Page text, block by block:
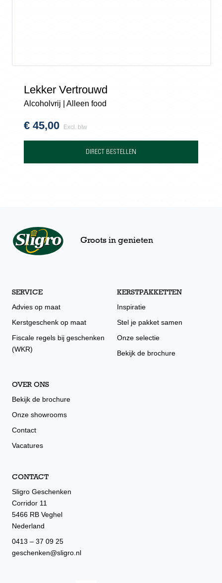
Lekker Vertrouwd
Alcoholvrij | Alleen food
€ 45,00 Excl. btw
DIRECT BESTELLEN
Groots in genieten
SERVICE
Advies op maat
Kerstgeschenk op maat
Fiscale regels bij geschenken
(WKR)
KERSTPAKKETTEN
Inspiratie
Stel je pakket samen
Onze selectie
Bekijk de brochure
OVER ONS
Bekijk de brochure
Onze showrooms
Contact
Vacatures
CONTACT
Sligro Geschenken
Corridor 11
5466 RB Veghel
Nederland
0413 – 37 09 25
geschenken@sligro.nl